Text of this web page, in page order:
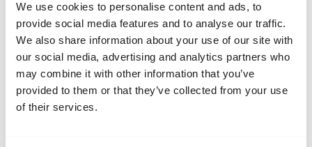
We use cookies to personalise content and ads, to
provide social media features and to analyse our traffic.
We also share information about your use of our site with
our social media, advertising and analytics partners who
may combine it with other information that you’ve
provided to them or that they’ve collected from your use
of their services.
Partners
Vrienden
ANBI
Pers
Projecten
Contact